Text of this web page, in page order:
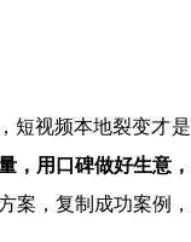
短视频本地裂变才
，用口碑做好生意
案，复制成功案例